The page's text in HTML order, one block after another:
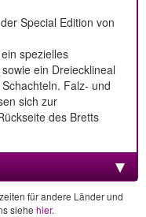
Special Edition von
spezielles
ein Dreiecklineal
Falz- und
sich zur
des Bretts
für andere Länder und
siehe hier.